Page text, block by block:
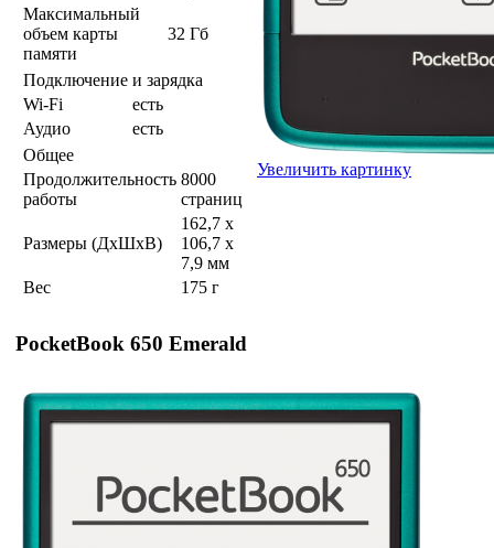
Максимальный
объем карты
памяти
32 Гб
Подключение и зарядка
Wi-Fi
есть
Аудио
есть
Общее
Продолжительность
работы
8000
страниц
Размеры (ДхШхВ)
162,7 х
106,7 х
7,9 мм
Вес
175 г
Увеличить картинку
PocketBook 650 Emerald